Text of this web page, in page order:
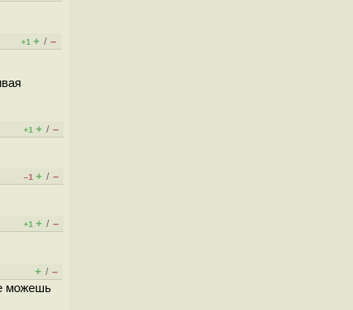
+1 + / –
+1 + / –
–1 + / –
+1 + / –
+ / –
можешь